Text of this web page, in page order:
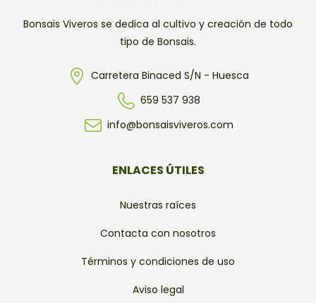
Bonsais Viveros se dedica al cultivo y creación de todo
tipo de Bonsais.
Carretera Binaced S/N - Huesca
659 537 938
info@bonsaisviveros.com
ENLACES ÚTILES
Nuestras raíces
Contacta con nosotros
Términos y condiciones de uso
Aviso legal